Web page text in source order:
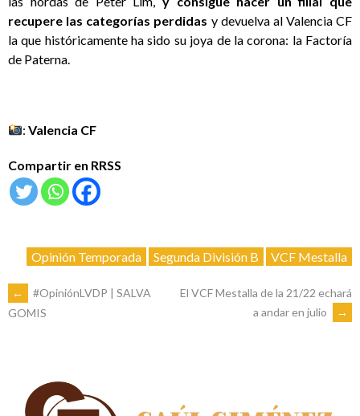
recupere las categorías perdidas y devuelva al Valencia CF
la que históricamente ha sido su joya de la corona: la Factoría
de Paterna.
:Valencia CF
Compartir en RRSS
Opinión Temporada Segunda División B VCF Mestalla
NAVEGACIÓN
ENTRADAS
←
#OpiniónLVDP | SALVA
GOMIS
El VCF Mestalla de la 21/22 echará
a andar en julio
→